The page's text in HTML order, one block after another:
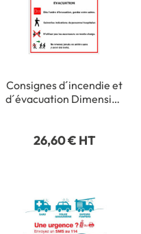
Consignes d´incendie et
d´évacuation Dimension
26,60 € HT